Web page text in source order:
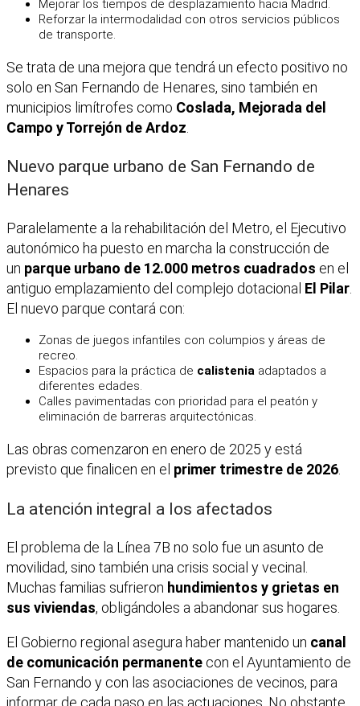
Mejorar los tiempos de desplazamiento hacia Madrid.
Reforzar la intermodalidad con otros servicios públicos
de transporte.
Se trata de una mejora que tendrá un efecto positivo no
solo en San Fernando de Henares, sino también en
municipios limítrofes como Coslada, Mejorada del
Campo y Torrejón de Ardoz.
Nuevo parque urbano de San Fernando de
Henares
Paralelamente a la rehabilitación del Metro, el Ejecutivo
autonómico ha puesto en marcha la construcción de
un parque urbano de 12.000 metros cuadrados en el
antiguo emplazamiento del complejo dotacional El Pilar.
El nuevo parque contará con:
Zonas de juegos infantiles con columpios y áreas de
recreo.
Espacios para la práctica de calistenia adaptados a
diferentes edades.
Calles pavimentadas con prioridad para el peatón y
eliminación de barreras arquitectónicas.
Las obras comenzaron en enero de 2025 y está
previsto que finalicen en el primer trimestre de 2026.
La atención integral a los afectados
El problema de la Línea 7B no solo fue un asunto de
movilidad, sino también una crisis social y vecinal.
Muchas familias sufrieron hundimientos y grietas en
sus viviendas, obligándoles a abandonar sus hogares.
El Gobierno regional asegura haber mantenido un canal
de comunicación permanente con el Ayuntamiento de
San Fernando y con las asociaciones de vecinos, para
informar de cada paso en las actuaciones. No obstante,